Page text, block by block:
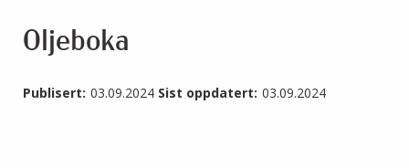
Oljeboka
Publisert: 03.09.2024 Sist oppdatert: 03.09.2024